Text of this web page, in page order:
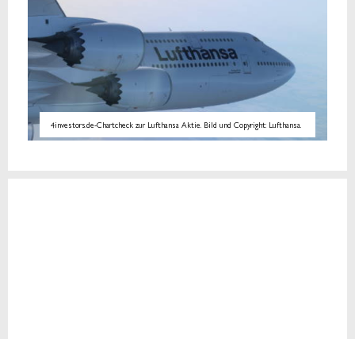
4investors.de-Chartcheck zur Lufthansa Aktie. Bild und Copyright: Lufthansa.